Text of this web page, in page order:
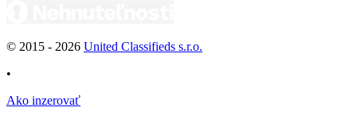
© 2015 - 2026 United Classifieds s.r.o.
•
Ako inzerovať